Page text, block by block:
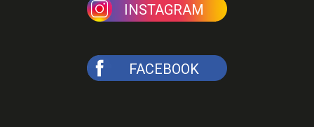
INSTAGRAM
FACEBOOK